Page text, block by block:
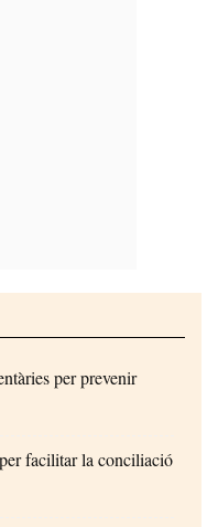
per prevenir
facilitar la conciliació